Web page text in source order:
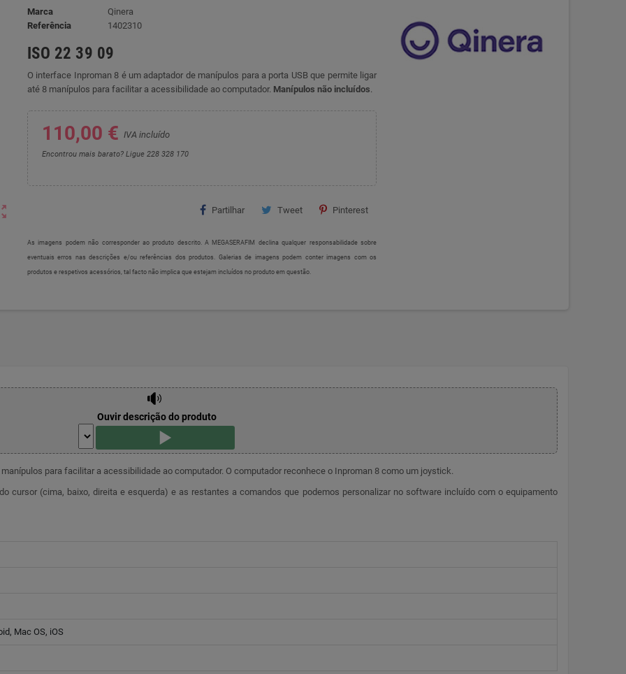
Marca
Qinera
Referência
1402310
ISO 22 39 09
O interface Inproman 8 é um adaptador de manípulos para a porta USB que permite ligar
até 8 manípulos para facilitar a acessibilidade ao computador. Manípulos não incluídos
110,00 € IVA incluído
Encontrou mais barato? Ligue 228 328 170
Partilhar Tweet Pinterest
As imagens podem não corresponder ao produto descrito. A MEGASERAFIM declina qualquer responsabilidade sobre
eventuais erros nas descrições e/ou referências dos produtos. Galerias de imagens podem conter imagens com os
produtos e respetivos acessórios, tal facto não implica que estejam incluídos no produto em questão.
Ouvir descrição do produto
para facilitar a acessibilidade ao computador. O computador reconhece o Inproman 8 como um joystick.
cursor (cima, baixo, direita e esquerda) e as restantes a comandos que podemos personalizar no software incluído com o equipamento
Mac OS, iOS